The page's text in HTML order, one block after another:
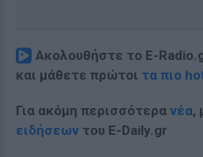
Ακολουθήστε το E-
και μάθετε πρώτοι τα πιο
Για ακόμη περισσότερα νέα,
ειδήσεων του E-Daily.gr